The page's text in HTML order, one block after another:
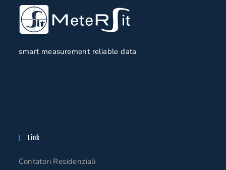
smart measurement reliable data
Link
Contatori Residenziali